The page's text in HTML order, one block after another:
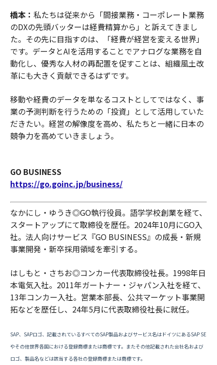
橋本： 私たちは従来から「間接業務・コーポレート業務
のDXの先頭バッターは経費精算から」と訴えてきまし
た。その先に目指すのは、「経費が経営を変える世界」
です。データとAIを活用することでアナログな業務を自
動化し、優秀な人材の再配置を促すことは、組織風土改
革にも大きく貢献できるはずです。
移動や経費のデータを単なるコストとしてではなく、事
業の予測判断を行うための「投資」として活用していた
だきたい。経営の解像度を高め、私たちと一緒に日本の
競争力を高めていきましょう。
GO BUSINESS
https://go.goinc.jp/business/
なかにし・ゆうき◎GO執行役員。語学学校創業を経て、
スタートアップにて取締役を歴任。2024年10月にGO入
社。法人向けサービス『GO BUSINESS』の成長・新規
事業開発・新卒採用領域を牽引する。
はしもと・さちお◎コンカー代表取締役社長。1998年日
本電気入社。2011年ガートナー・ジャパン入社を経て、
13年コンカー入社。営業本部長、公共マーケット事業開
拓などを歴任し、24年5月に代表取締役社長に就任。
SAP、SAPロゴ、記載されているすべてのSAP製品およびサービス名はドイツにあるSAP SE
やその他世界各国における登録商標または商標です。またその他記載された会社名および
ロゴ、製品名などは該当する各社の登録商標または商標です。